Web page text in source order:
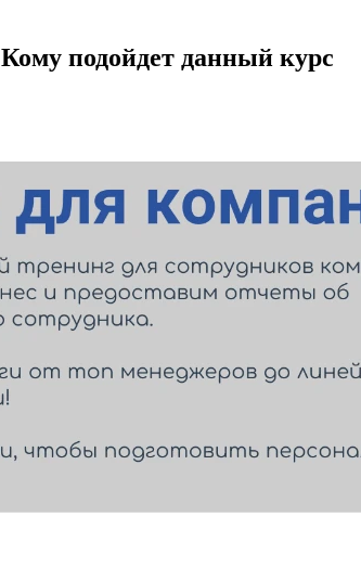
Кому подойдет данный курс​​